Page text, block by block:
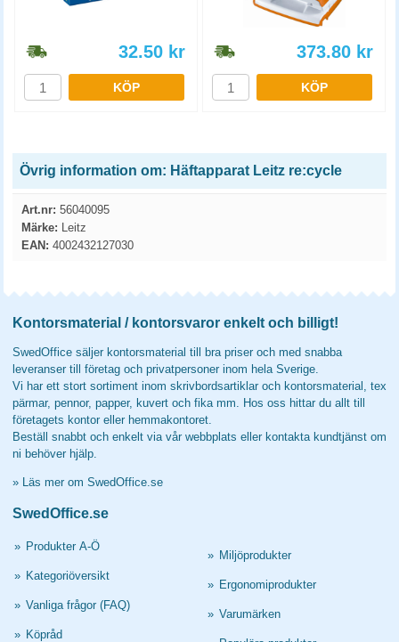
32.50 kr
KÖP
373.80 kr
KÖP
Övrig information om: Häftapparat Leitz re:cycle
Art.nr: 56040095
Märke: Leitz
EAN: 4002432127030
Kontorsmaterial / kontorsvaror enkelt och billigt!
SwedOffice säljer kontorsmaterial till bra priser och med snabba
leveranser till företag och privatpersoner inom hela Sverige.
Vi har ett stort sortiment inom skrivbordsartiklar och kontorsmaterial, tex
pärmar, pennor, papper, kuvert och fika mm. Hos oss hittar du allt till
företagets kontor eller hemmakontoret.
Beställ snabbt och enkelt via vår webbplats eller kontakta kundtjänst om
ni behöver hjälp.
» Läs mer om SwedOffice.se
SwedOffice.se
» Produkter A-Ö
» Kategoriöversikt
» Vanliga frågor (FAQ)
» Köpråd
» Miljöprodukter
» Ergonomiprodukter
» Varumärken